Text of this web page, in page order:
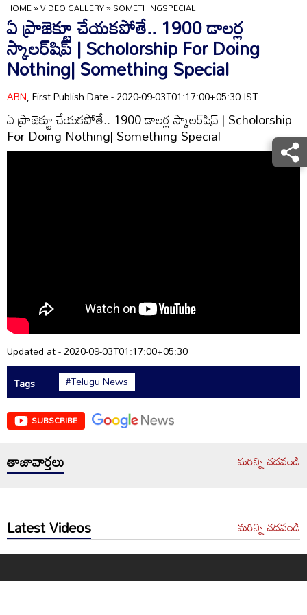
HOME»VIDEO GALLERY»SOMETHINGSPECIAL
ఏ ప్రాజెక్టూ చేయకపోతే.. 1900 డాలర్ల
స్కాలర్‌షిప్‌ | Scholorship For Doing
Nothing| Something Special
ABN, First Publish Date - 2020-09-03T01:17:00+05:30 IST
ఏ ప్రాజెక్టూ చేయకపోతే.. 1900 డాలర్ల స్కాలర్‌షిప్‌ | Scholorship
For Doing Nothing| Something Special
Updated at - 2020-09-03T01:17:00+05:30
Tags
#Telugu News
SUBSCRIBE
తాజావార్తలు మరిన్ని చదవండి
Latest Videos మరిన్ని చదవండి